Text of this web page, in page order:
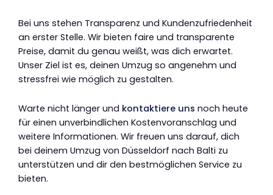
Bei uns stehen Transparenz und Kundenzufriedenheit
an erster Stelle. Wir bieten faire und transparente
Preise, damit du genau weißt, was dich erwartet.
Unser Ziel ist es, deinen Umzug so angenehm und
stressfrei wie möglich zu gestalten.
Warte nicht länger und kontaktiere uns noch heute
für einen unverbindlichen Kostenvoranschlag und
weitere Informationen. Wir freuen uns darauf, dich
bei deinem Umzug von Düsseldorf nach Balti zu
unterstützen und dir den bestmöglichen Service zu
bieten.